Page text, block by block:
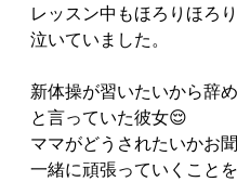
レッスン中もほろりほろ
泣いていました。
新体操が習いたいから辞め
と言っていた彼女😌
ママがどうされたいかお
一緒に頑張っていくこと